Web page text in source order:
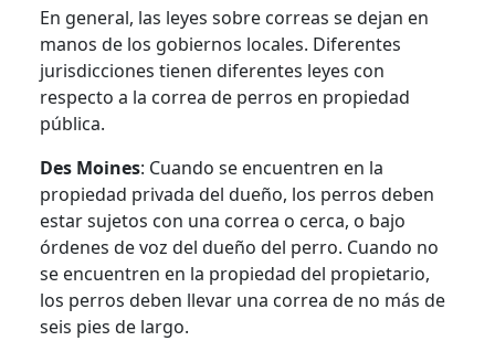
En general, las leyes sobre correas se dejan en
manos de los gobiernos locales. Diferentes
jurisdicciones tienen diferentes leyes con
respecto a la correa de perros en propiedad
pública.
Des Moines: Cuando se encuentren en la
propiedad privada del dueño, los perros deben
estar sujetos con una correa o cerca, o bajo
órdenes de voz del dueño del perro. Cuando no
se encuentren en la propiedad del propietario,
los perros deben llevar una correa de no más de
seis pies de largo.